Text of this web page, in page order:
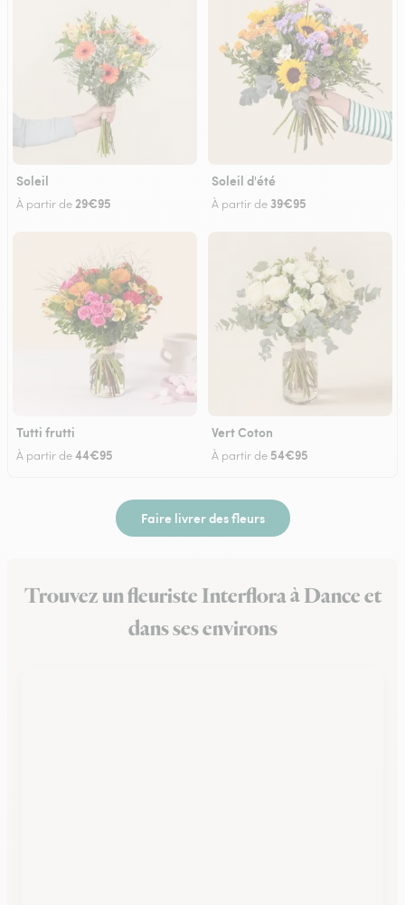
Soleil
À partir de29€95
Soleil d'été
À partir de 39€95
Tutti frutti
À partir de44€95
Vert Coton
À partir de 54€95
Faire livrer des fleurs
Trouvez un fleuriste Interflora à Dance et
dans ses environs